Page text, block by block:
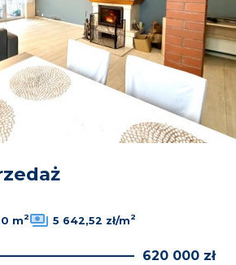
m2 5 642,52 zł/m2
620 000 zł